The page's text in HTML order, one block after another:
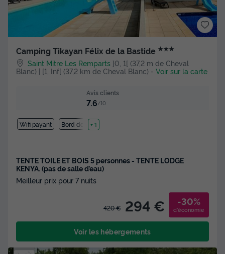
Camping Tikayan Félix de la Bastide ★★★
Saint Mitre Les Remparts ]0, 1[ (37,2 m de Cheval
Blanc) | [1, Inf[ (37,2 km de Cheval Blanc) - Voir sur la carte
Avis clients
7.6/10
Wifi payant Bord de mer
+ 1
TENTE TOILE ET BOIS 5 personnes - TENTE LODGE
KENYA. (pas de salle d’eau)
Meilleur prix pour 7 nuits
420 € 294 € -30%
d'économie
Voir les hébergements